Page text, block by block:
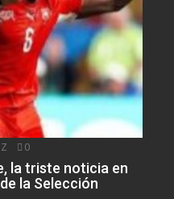
0
la triste noticia en
la Selección